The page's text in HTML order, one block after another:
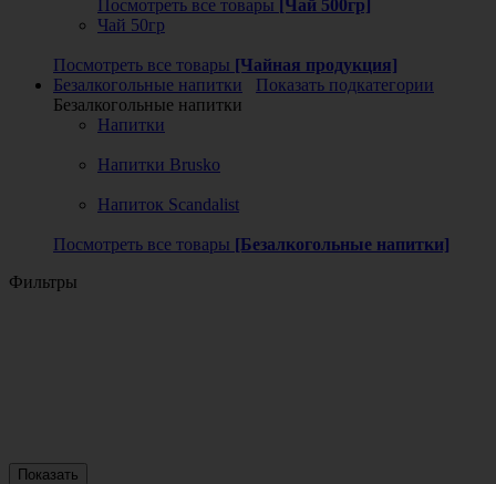
Посмотреть все товары [Чай 500гр]
Чай 50гр
Посмотреть все товары [Чайная продукция]
Безалкогольные напитки
Показать подкатегории
Безалкогольные напитки
Напитки
Напитки Brusko
Напиток Scandalist
Посмотреть все товары [Безалкогольные напитки]
Фильтры
Показать